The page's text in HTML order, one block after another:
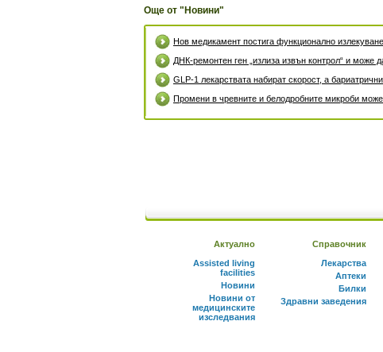
Още от "Новини"
Нов медикамент постига функционално
ДНК-ремонтен ген „излиза извън контрол“ и може
GLP-1 лекарствата набират скорост, а
Промени в чревните и белодробните микроби
Актуално
Assisted living
facilities
Новини
Новини от
медицинските
изследвания
Справочник
Лекарства
Аптеки
Билки
Здравни заведения